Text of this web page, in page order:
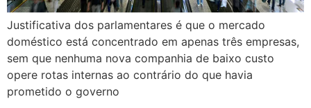
Justificativa dos parlamentares é que o mercado
doméstico está concentrado em apenas três empresas,
sem que nenhuma nova companhia de baixo custo
opere rotas internas ao contrário do que havia
prometido o governo